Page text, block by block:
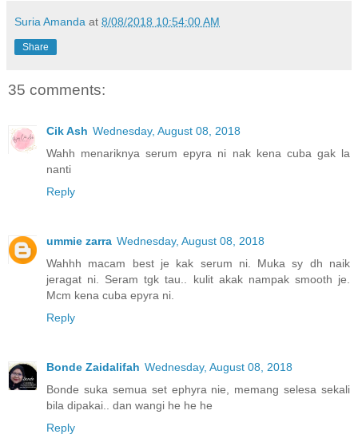
Suria Amanda at 8/08/2018 10:54:00 AM
Share
35 comments:
Cik Ash Wednesday, August 08, 2018
Wahh menariknya serum epyra ni nak kena cuba gak la
nanti
Reply
ummie zarra Wednesday, August 08, 2018
Wahhh macam best je kak serum ni. Muka sy dh naik
jeragat ni. Seram tgk tau.. kulit akak nampak smooth je.
Mcm kena cuba epyra ni.
Reply
Bonde Zaidalifah Wednesday, August 08, 2018
Bonde suka semua set ephyra nie, memang selesa sekali
bila dipakai.. dan wangi he he he
Reply